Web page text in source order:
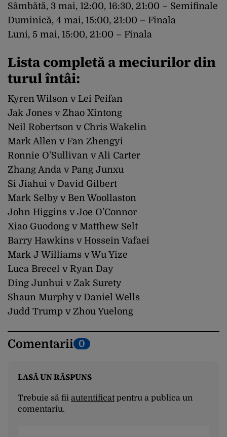
Sâmbătă, 3 mai, 12:00, 16:30, 21:00 – Semifinale
Duminică, 4 mai, 15:00, 21:00 – Finala
Luni, 5 mai, 15:00, 21:00 – Finala
Lista completă a meciurilor din
turul întâi:
Kyren Wilson v Lei Peifan
Jak Jones v Zhao Xintong
Neil Robertson v Chris Wakelin
Mark Allen v Fan Zhengyi
Ronnie O’Sullivan v Ali Carter
Zhang Anda v Pang Junxu
Si Jiahui v David Gilbert
Mark Selby v Ben Woollaston
John Higgins v Joe O’Connor
Xiao Guodong v Matthew Selt
Barry Hawkins v Hossein Vafaei
Mark J Williams v Wu Yize
Luca Brecel v Ryan Day
Ding Junhui v Zak Surety
Shaun Murphy v Daniel Wells
Judd Trump v Zhou Yuelong
Comentarii 0
LASĂ UN RĂSPUNS
Trebuie să fii autentificatpentru a publica un
comentariu.